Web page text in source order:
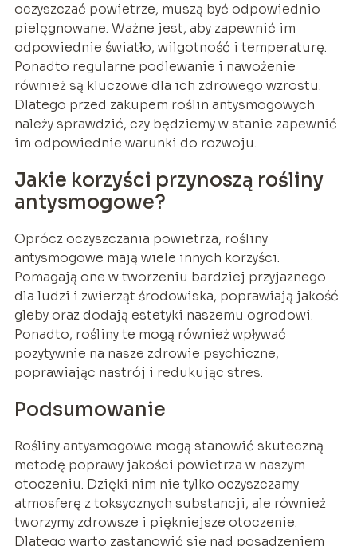
oczyszczać powietrze, muszą być odpowiednio
pielęgnowane. Ważne jest, aby zapewnić im
odpowiednie światło, wilgotność i temperaturę.
Ponadto regularne podlewanie i nawożenie
również są kluczowe dla ich zdrowego wzrostu.
Dlatego przed zakupem roślin antysmogowych
należy sprawdzić, czy będziemy w stanie zapewnić
im odpowiednie warunki do rozwoju.
Jakie korzyści przynoszą rośliny
antysmogowe?
Oprócz oczyszczania powietrza, rośliny
antysmogowe mają wiele innych korzyści.
Pomagają one w tworzeniu bardziej przyjaznego
dla ludzi i zwierząt środowiska, poprawiają jakość
gleby oraz dodają estetyki naszemu ogrodowi.
Ponadto, rośliny te mogą również wpływać
pozytywnie na nasze zdrowie psychiczne,
poprawiając nastrój i redukując stres.
Podsumowanie
Rośliny antysmogowe mogą stanowić skuteczną
metodę poprawy jakości powietrza w naszym
otoczeniu. Dzięki nim nie tylko oczyszczamy
atmosferę z toksycznych substancji, ale również
tworzymy zdrowsze i piękniejsze otoczenie.
Dlatego warto zastanowić się nad posadzeniem